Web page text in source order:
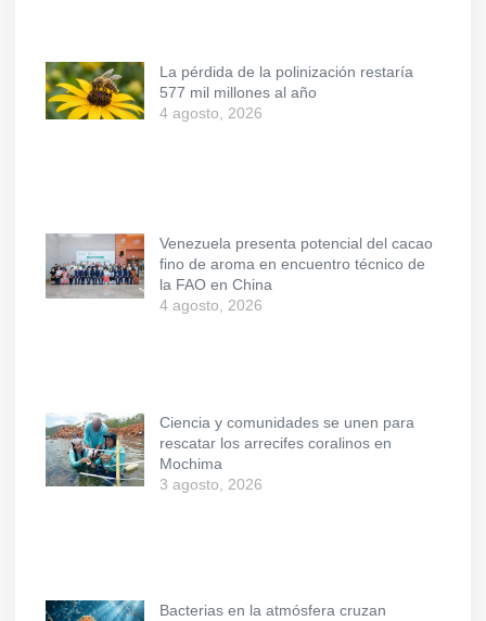
La pérdida de la polinización restaría
577 mil millones al año
4 agosto, 2026
Venezuela presenta potencial del cacao
fino de aroma en encuentro técnico de
la FAO en China
4 agosto, 2026
Ciencia y comunidades se unen para
rescatar los arrecifes coralinos en
Mochima
3 agosto, 2026
Bacterias en la atmósfera cruzan